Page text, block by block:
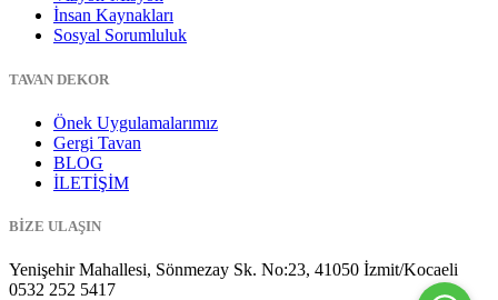
İnsan Kaynakları
Sosyal Sorumluluk
TAVAN DEKOR
Önek Uygulamalarımız
Gergi Tavan
BLOG
İLETİŞİM
BİZE ULAŞIN
Yenişehir Mahallesi, Sönmezay Sk. No:23, 41050 İzmit/Kocaeli
0532 252 5417